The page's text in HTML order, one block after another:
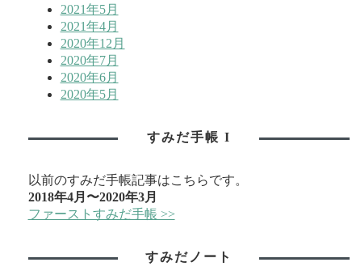
2021年5月
2021年4月
2020年12月
2020年7月
2020年6月
2020年5月
すみだ手帳 I
以前のすみだ手帳記事はこちらです。
2018年4月〜2020年3月
ファーストすみだ手帳 >>
すみだノート